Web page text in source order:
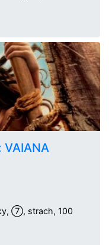
⑦, strach, 100